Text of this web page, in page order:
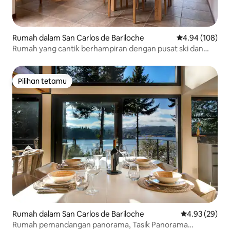
Rumah dalam San Carlos de Bariloche Penarafan
4.94 (108)
Rumah yang cantik berhampiran dengan pusat ski dan
Pilihan tetamu
Pilihan tetamu
Rumah dalam San Carlos de Bariloche Penarafan
4.93 (29)
Rumah pemandangan panorama, Tasik Panorama